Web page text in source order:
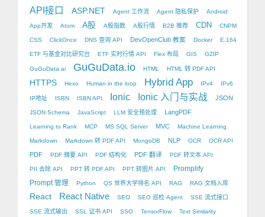
API接口 ASP.NET Agent 工作流 Agent 隐私保护 Android
App开发 Atom A股 A股指数 A股行情 B2B 推荐 CDN CNPM
CSS ClickOnce DNS 查询 API DevOpenClub 教案 Docker E.164
ETF 与基金对比研究台 ETF 实时行情 API Flex 布局 GIS GZIP
GuGuData.ai GuGuData.io HTML HTML 转 PDF API
HTTPS Hexo Human in the loop Hybrid App IPv4 IPv6
IP地址 ISBN ISBN API Ionic Ionic 入门与实战 JSON
JSON Schema JavaScript LLM 安全预处理 LangPDF
Learning to Rank MCP MS SQL Server MVC Machine Learning
Markdown Markdown 转 PDF API MongoDB NLP OCR OCR API
PDF PDF 摘要 API PDF 结构化 PDF 翻译 PDF 转文本 API
PII 去除 API PPT 转 PDF API PPT 转图片 API
Promplify
Prompt 管理
Python QS 世界大学排名 API RAG RAG 文档入库
React React Native SEO SEO 巡检 Agent SSE 流式接口
SSE 流式输出 SSL 证书 API SSO TensorFlow Text Similarity